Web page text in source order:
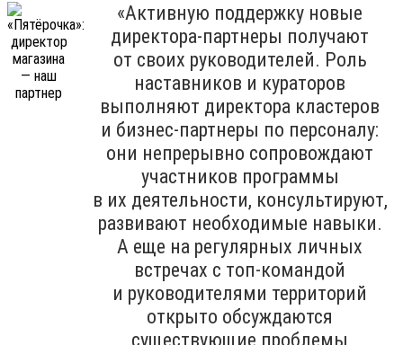
«Активную поддержку новые
директора-партнеры получают
от своих руководителей. Роль
наставников и кураторов
выполняют директора кластеров
и бизнес-партнеры по персоналу:
они непрерывно сопровождают
участников программы
в их деятельности, консультируют,
развивают необходимые навыки.
А еще на регулярных личных
встречах с топ-командой
и руководителями территорий
открыто обсуждаются
существующие проблемы